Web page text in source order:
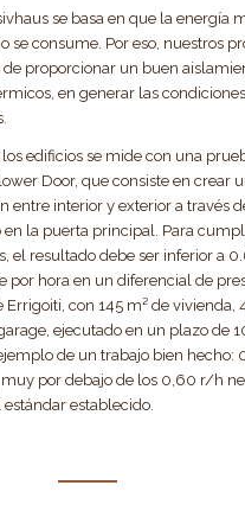
se basa en que la energía
se consume. Por eso, nuestros
de proporcionar un buen
en generar las
edificios se mide con una
Door, que consiste en crear
entre interior y exterior a través
la puerta principal. Para
el resultado debe ser inferior a
por hora en un diferencial de
Errigoiti, con 145 m² de vivienda,
ejecutado en un plazo de
de un trabajo bien hecho:
por debajo de los 0,60 r/h
establecido.